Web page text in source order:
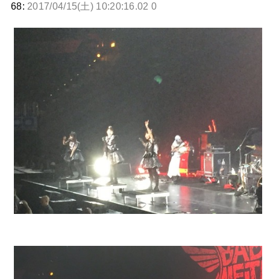
68: 2017/04/15(土) 10:20:16.02 0